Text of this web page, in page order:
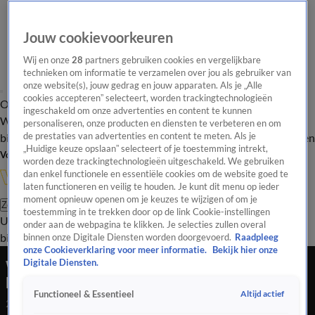
Overzicht Onze programma's Uitzendingen Onze gezichten
In de
WandelgangenInterviewsUitzending
bijwonenPodcastShopVeelgestelde vragenKijkersvraag insturen
Volg Vandaag Inside
Zoeken
UitzendingenVandaag InsideDe OranjezomerShopUitzending
bijwonen
Wilfred Genee laat audiofragment uit 2019
horen: toen al sprake van datalek bij Ajax?
25 mrt 2026, 22:34
Jouw cookievoorkeuren
Wij en onze28 partners gebruiken cookies en vergelijkbare
technieken om informatie te verzamelen over jou als gebruiker van
onze website(s), jouw gedrag en jouw apparaten. Als je „Alle
cookies accepteren” selecteert, worden trackingtechnologieën
ingeschakeld om onze advertenties en content te kunnen
personaliseren, onze producten en diensten te verbeteren en om
de prestaties van advertenties en content te meten. Als je
„Huidige keuze opslaan” selecteert of je toestemming intrekt,
worden deze trackingtechnologieën uitgeschakeld. We gebruiken
dan enkel functionele en essentiële cookies om de website goed te
laten functioneren en veilig te houden. Je kunt dit menu op ieder
moment opnieuw openen om je keuzes te wijzigen of om je
toestemming in te trekken door op de link Cookie-instellingen
onder aan de webpagina te klikken. Je selecties zullen overal
binnen onze Digitale Diensten worden doorgevoerd. Raadpleeg
onze Cookieverklaring voor meer informatie.
Bekijk hier onze
Digitale Diensten.
Functioneel & Essentieel Altijd actief